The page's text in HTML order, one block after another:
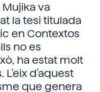
Mujika va
la tesi titulada
en Contextos
no es
ha estat molt
L'eix d'aquest
que genera